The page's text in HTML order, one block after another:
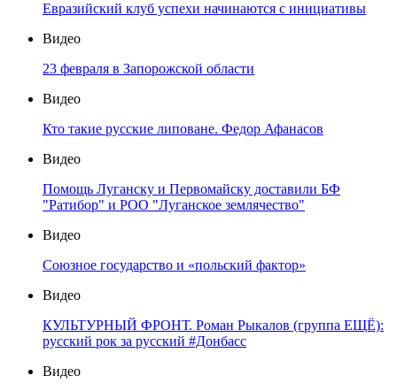
Евразийский клуб успехи начинаются с инициативы
Видео
23 февраля в Запорожской области
Видео
Кто такие русские липоване. Федор Афанасов
Видео
Помощь Луганску и Первомайску доставили БФ
"Ратибор" и РОО "Луганское землячество"
Видео
Союзное государство и «польский фактор»
Видео
КУЛЬТУРНЫЙ ФРОНТ. Роман Рыкалов (группа ЕЩЁ):
русский рок за русский #Донбасс
Видео